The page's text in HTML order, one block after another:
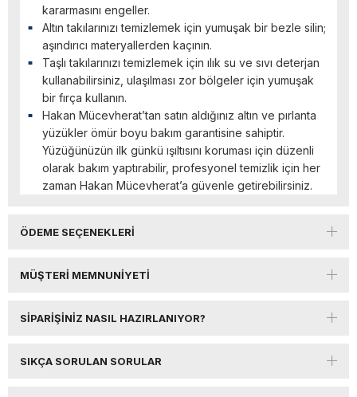
kararmasını engeller.
Altın takılarınızı temizlemek için yumuşak bir bezle silin;
aşındırıcı materyallerden kaçının.
Taşlı takılarınızı temizlemek için ılık su ve sıvı deterjan
kullanabilirsiniz, ulaşılması zor bölgeler için yumuşak
bir fırça kullanın.
Hakan Mücevherat’tan satın aldığınız altın ve pırlanta
yüzükler ömür boyu bakım garantisine sahiptir.
Yüzüğünüzün ilk günkü ışıltısını koruması için düzenli
olarak bakım yaptırabilir, profesyonel temizlik için her
zaman Hakan Mücevherat’a güvenle getirebilirsiniz.
ÖDEME SEÇENEKLERI
MÜŞTERI MEMNUNIYETI
SIPARIŞINIZ NASIL HAZIRLANIYOR?
SIKÇA SORULAN SORULAR